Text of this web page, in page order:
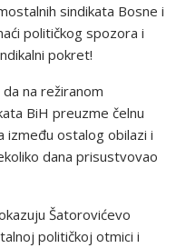
sindikata Bosne i
političkog spozora i
pokret!
na režiranom
BiH preuzme čelnu
između ostalog obilazi i
dana prisustvovao
Šatorovićevo
političkoj otmici i